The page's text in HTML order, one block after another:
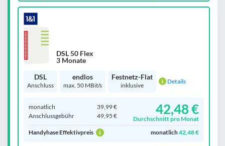
DSL 50 Flex
3 Monate
DSL
Anschluss
endlos
max. 50 MBit/s
Festnetz-Flat
inklusive
Details
monatlich
39,99 €
Anschluss­gebühr
49,95 € 42,48 €
Durchschnitt pro Monat
Handyhase Effektivpreis
monatlich42,48 €